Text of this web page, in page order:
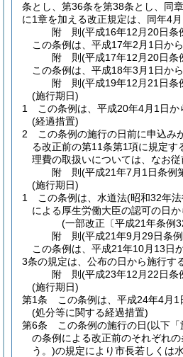
条とし、第36条を第38条とし、同
に1章を加える改正規定は、同年4月
附 則(平成16年12月20日条
この条例は、平成17年2月1日から
附 則(平成17年12月20日条
この条例は、平成18年3月1日から
附 則(平成19年12月21日条
(施行期日)
1
この条例は、平成20年4月1日か
(経過措置)
2
この条例の施行の日前に申込み
る改正前の第11条第1項に規定す
理費の取扱いについては、なお従
附 則(平成21年7月1日条例
(施行期日)
1
この条例は、水道法(昭和32年
による厚生労働大臣の認可の日か
(一部改正〔平成21年条例
附 則(平成21年9月29日条
この条例は、平成21年10月13日
3条の規定は、公布の日から施行する
附 則(平成23年12月22日条
(施行期日)
第1条
この条例は、平成24年4月1
(処分等に関する経過措置)
第6条
この条例の施行の日(以下「
の条例による改正前のそれぞれの
う。)の規定により市長若しくは